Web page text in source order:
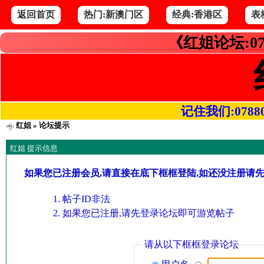
返回首页 热门:新澳门区 经典:香港区 表
《红姐论坛
记住我们
红姐» 论坛提示
红姐 提示信息
如果您已注册会员,请直接在底下框框登陆,如还没注册请
帖子ID非法
如果您已注册,请先登录论坛即可游览帖子
请从以下框框登录论坛